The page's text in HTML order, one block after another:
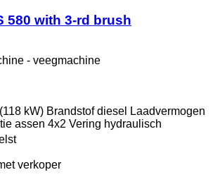
580 with 3-rd brush
- veegmachine
kW) Brandstof diesel
Laadvermogen
assen 4x2 Vering hydraulisch
verkoper